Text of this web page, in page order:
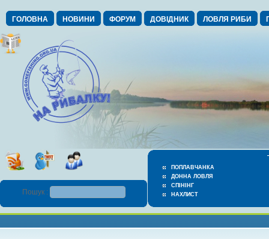
ГОЛОВНА НОВИНИ ФОРУМ ДОВІДНИК ЛОВЛЯ РИБИ
ПОПЛАВЧАНКА
ДОННА ЛОВЛЯ
СПІНІНГ
НАХЛИСТ
Пошук :